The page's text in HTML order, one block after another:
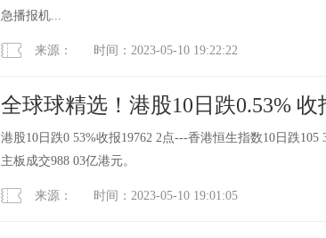
急播报机...
来源： 时间：2023-05-10 19:22:22
全球球精选！港股10日跌0.53% 收
港股10日跌0 53%收报19762 2点---香港恒生指数10日跌105
主板成交988 03亿港元。
来源： 时间：2023-05-10 19:01:05